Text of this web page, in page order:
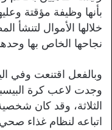
بأنها وظيفة مؤقتة
خلالها الأموال لتنشأ
نجاحها الخاص بها
وبالفعل اقتنعت وفي
وجدت لاعب كرة
الثلاثة، وقد كان
اتباعه لنظام غذاء